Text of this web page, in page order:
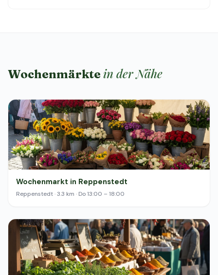
Wochenmärkte in der Nähe
Wochenmarkt in Reppenstedt
Reppenstedt · 3.3 km · Do 13:00 – 18:00